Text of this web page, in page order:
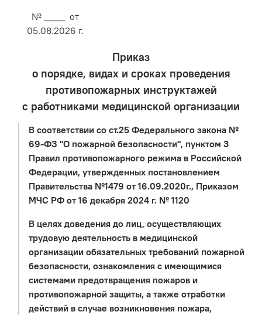
№ ____ от
05.08.2026 г.
Приказ
о порядке, видах и сроках проведения
противопожарных инструктажей
с работниками медицинской организации
В соответствии со ст.25 Федерального закона №
69-ФЗ "О пожарной безопасности", пунктом 3
Правил противопожарного режима в Российской
Федерации, утвержденных постановлением
Правительства №1479 от 16.09.2020г., Приказом
МЧС РФ от 16 декабря 2024 г. № 1120
В целях доведения до лиц, осуществляющих
трудовую деятельность в медицинской
организации обязательных требований пожарной
безопасности, ознакомления с имеющимися
системами предотвращения пожаров и
противопожарной защиты, а также отработки
действий в случае возникновения пожара,